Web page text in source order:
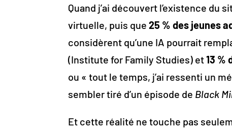
Quand j’ai découvert l’existence du
virtuelle, puis que25 % des jeunes
considèrent qu’une IA pourrait
(Institute for Family Studies) et13 %
ou « tout le temps, j’ai ressenti un
sembler tiré d’un épisode de Black
Et cette réalité ne touche pas